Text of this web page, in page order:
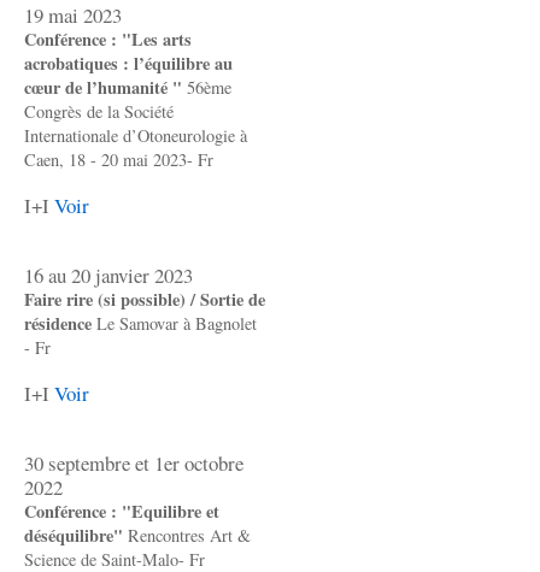
19 mai 2023
Conférence : "Les arts
acrobatiques : l’équilibre au
cœur de l’humanité " 56ème
Congrès de la Société
Internationale d’Otoneurologie à
Caen, 18 - 20 mai 2023- Fr
I+I Voir
16 au 20 janvier 2023
Faire rire (si possible) / Sortie de
résidence Le Samovar à Bagnolet
- Fr
I+I Voir
30 septembre et 1er octobre
2022
Conférence : "Equilibre et
déséquilibre" Rencontres Art &
Science de Saint-Malo- Fr